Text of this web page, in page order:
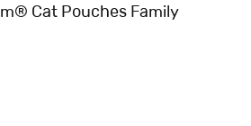
Cat Pouches Family